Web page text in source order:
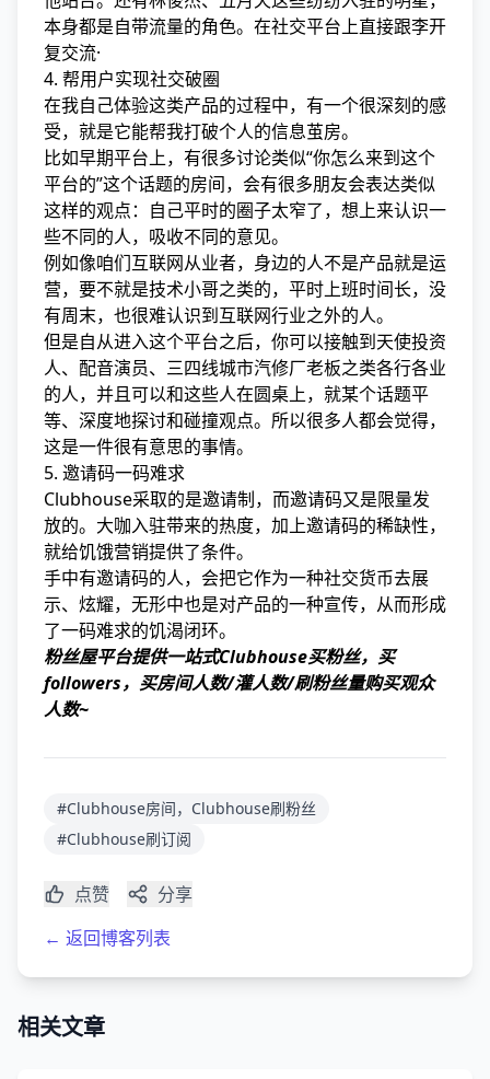
本身都是自带流量的角色。在社交平台上直接跟李开
复交流·
4. 帮用户实现社交破圈
在我自己体验这类产品的过程中，有一个很深刻的感
受，就是它能帮我打破个人的信息茧房。
比如早期平台上，有很多讨论类似“你怎么来到这个
平台的”这个话题的房间，会有很多朋友会表达类似
这样的观点：自己平时的圈子太窄了，想上来认识一
些不同的人，吸收不同的意见。
例如像咱们互联网从业者，身边的人不是产品就是运
营，要不就是技术小哥之类的，平时上班时间长，没
有周末，也很难认识到互联网行业之外的人。
但是自从进入这个平台之后，你可以接触到天使投资
人、配音演员、三四线城市汽修厂老板之类各行各业
的人，并且可以和这些人在圆桌上，就某个话题平
等、深度地探讨和碰撞观点。所以很多人都会觉得，
这是一件很有意思的事情。
5. 邀请码一码难求
Clubhouse采取的是邀请制，而邀请码又是限量发
放的。大咖入驻带来的热度，加上邀请码的稀缺性，
就给饥饿营销提供了条件。
手中有邀请码的人，会把它作为一种社交货币去展
示、炫耀，无形中也是对产品的一种宣传，从而形成
了一码难求的饥渴闭环。
粉丝屋平台提供一站式Clubhouse买粉丝，买
followers，买房间人数/灌人数/刷粉丝量购买观众
人数~
#Clubhouse房间，Clubhouse刷粉丝
#Clubhouse刷订阅
点赞
分享
← 返回博客列表
相关文章